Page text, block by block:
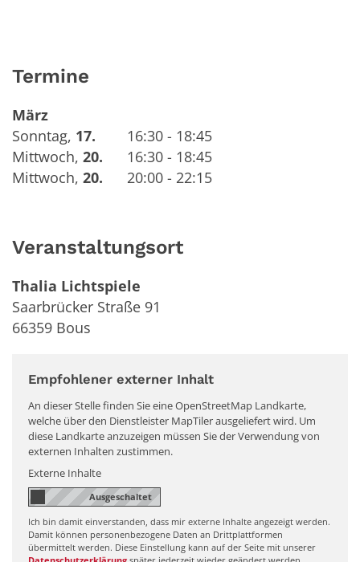
Termine
März
Sonntag, 17.
16:30 - 18:45
Mittwoch, 20.
16:30 - 18:45
Mittwoch, 20. 20:00 - 22:15
Veranstaltungsort
Thalia Lichtspiele
Saarbrücker Straße 91
66359 Bous
Empfohlener externer Inhalt
An dieser Stelle finden Sie eine OpenStreetMap Landkarte,
welche über den Dienstleister MapTiler ausgeliefert wird. Um
diese Landkarte anzuzeigen müssen Sie der Verwendung von
externen Inhalten zustimmen.
Externe Inhalte
Ich bin damit einverstanden, dass mir externe Inhalte angezeigt werden.
Damit können personenbezogene Daten an Drittplattformen
übermittelt werden. Diese Einstellung kann auf der Seite mit unserer